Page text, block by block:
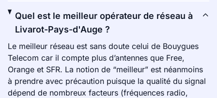
Quel est le meilleur opérateur de réseau à
Livarot-Pays-d'Auge ?
Le meilleur réseau est sans doute celui de Bouygues
Telecom car il compte plus d’antennes que Free,
Orange et SFR. La notion de “meilleur” est néanmoins
à prendre avec précaution puisque la qualité du signal
dépend de nombreux facteurs (fréquences radio,